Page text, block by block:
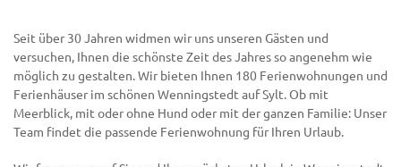
Seit über 30 Jahren widmen wir uns unseren Gästen und
versuchen, Ihnen die schönste Zeit des Jahres so angenehm wie
möglich zu gestalten. Wir bieten Ihnen 180 Ferienwohnungen und
Ferienhäuser im schönen Wenningstedt auf Sylt. Ob mit
Meerblick, mit oder ohne Hund oder mit der ganzen Familie: Unser
Team findet die passende Ferienwohnung für Ihren Urlaub.